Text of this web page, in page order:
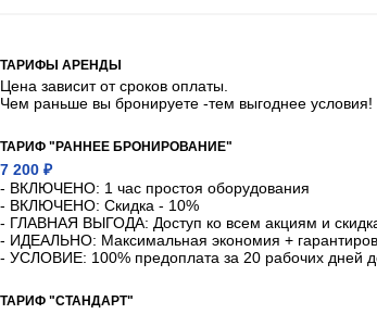
ТАРИФЫ АРЕНДЫ
Цена зависит от сроков оплаты.
Чем раньше вы бронируете -тем выгоднее условия!
ТАРИФ "РАННЕЕ БРОНИРОВАНИЕ"
7 200 ₽
- ВКЛЮЧЕНО: 1 час простоя оборудования
- ВКЛЮЧЕНО: Скидка - 10%
- ГЛАВНАЯ ВЫГОДА: Доступ ко всем акциям и
- ИДЕАЛЬНО: Максимальная экономия +
- УСЛОВИЕ: 100% предоплата за 20 рабочих дней
ТАРИФ "СТАНДАРТ"